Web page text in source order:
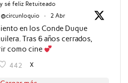
sé feliz Retuiteado
@circunloquio · 2 Abr
en los Conde Duque
Tras 6 años cerrados,
como cine
442 X